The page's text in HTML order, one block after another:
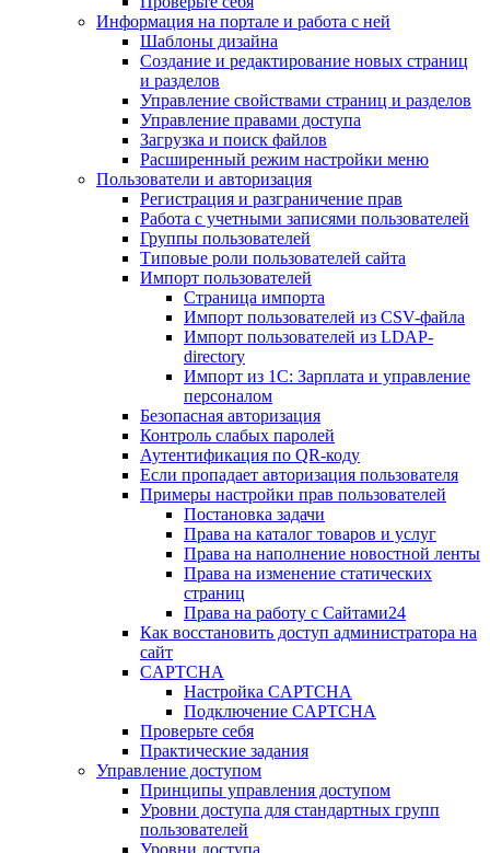
Информация на портале и работа с ней
Шаблоны дизайна
Создание и редактирование новых страниц
и разделов
Управление свойствами страниц и разделов
Управление правами доступа
Загрузка и поиск файлов
Расширенный режим настройки меню
Пользователи и авторизация
Регистрация и разграничение прав
Работа с учетными записями пользователей
Группы пользователей
Типовые роли пользователей сайта
Импорт пользователей
Страница импорта
Импорт пользователей из CSV-файла
Импорт пользователей из LDAP-
directory
Импорт из 1С: Зарплата и управление
персоналом
Безопасная авторизация
Контроль слабых паролей
Аутентификация по QR-коду
Если пропадает авторизация пользователя
Примеры настройки прав пользователей
Постановка задачи
Права на каталог товаров и услуг
Права на наполнение новостной ленты
Права на изменение статических
страниц
Права на работу с Сайтами24
Как восстановить доступ администратора на
сайт
CAPTCHA
Настройка CAPTCHA
Подключение CAPTCHA
Проверьте себя
Практические задания
Управление доступом
Принципы управления доступом
Уровни доступа для стандартных групп
пользователей
Уровни доступа